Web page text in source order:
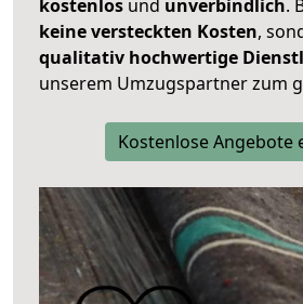
kostenlos und unverbindlich.
keine versteckten Kosten,
qualitativ hochwertige
unserem Umzugspartner zum
Kostenlose Angebote